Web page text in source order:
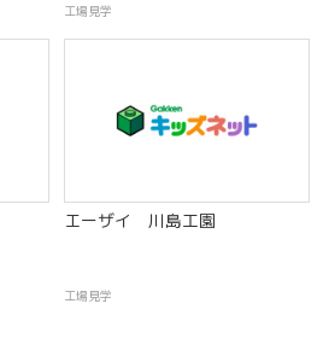
工場見学
エーザイ 川島工園
工場見学